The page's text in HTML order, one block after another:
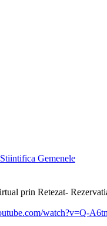
Gemenele
prin Retezat-
watch?v=Q-